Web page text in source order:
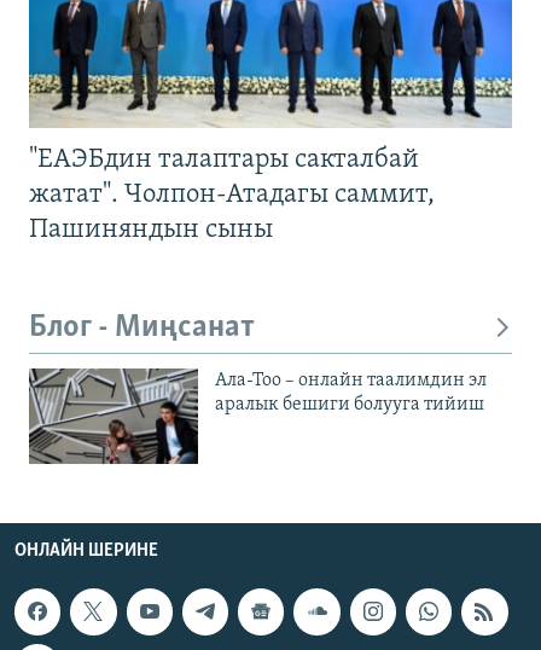
"ЕАЭБдин талаптары сакталбай
жатат". Чолпон-Атадагы саммит,
Пашиняндын сыны
Блог - Миңсанат
Ала-Тоо – онлайн таалимдин эл
аралык бешиги болууга тийиш
ОНЛАЙН ШЕРИНЕ